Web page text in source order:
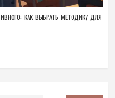
КАК ВЫБРАТЬ МЕТОДИКУ ДЛЯ